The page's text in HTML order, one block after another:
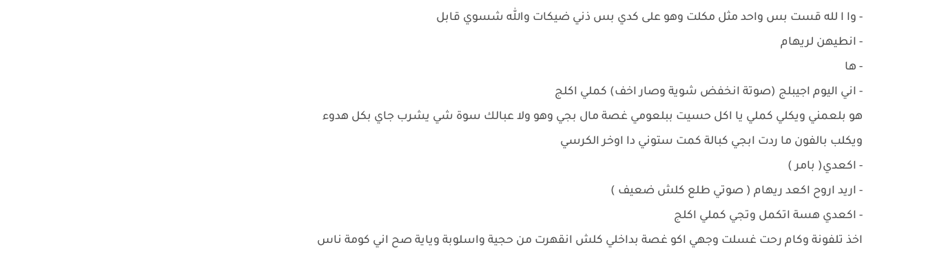
- وا ا لله قست بس واحد مثل مكلت وهو على كدي بس ذني ضيكات والله شسوي قابل
- انطيهن لريهام
- ها
- اني اليوم اجيبلج (صوتة انخفض شوية وصار اخف) كملي اكلج
هو بلعمني ويكلي كملي يا اكل حسيت ببلعومي غصة مال بجي وهو ولا عبالك سوة شي يشرب جاي بكل هدوء
ويكلب بالفون ما ردت ابجي كبالة كمت ستوني دا اوخر الكرسي
- اكعدي( بامر )
- اريد اروح اكعد ريهام ( صوتي طلع كلش ضعيف )
- اكعدي هسة اتكمل وتجي كملي اكلج
اخذ تلفونة وكام رحت غسلت وجهي اكو غصة بداخلي كلش انقهرت من حجية واسلوبة وياية صح اني كومة ناس